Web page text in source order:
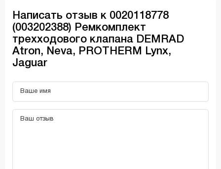
Написать отзыв к 0020118778
(003202388) Ремкомплект
трехходового клапана DEMRAD
Atron, Neva, PROTHERM Lynx,
Jaguar